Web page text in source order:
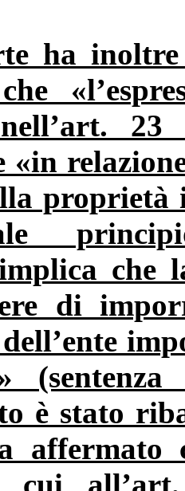
ha
«in
proprietà
che
di
è stato
affermato
cui